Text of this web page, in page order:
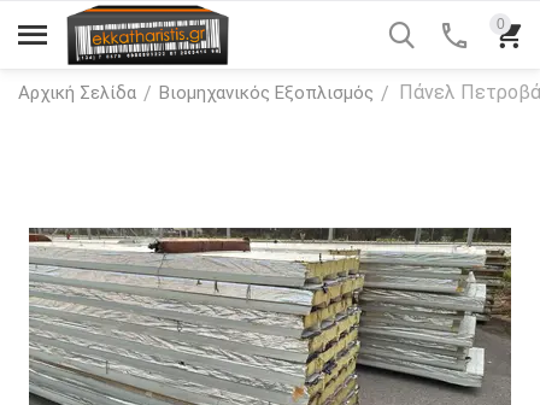
0
Αρχική Σελίδα / Βιομηχανικός Εξοπλισμός / Πάνελ